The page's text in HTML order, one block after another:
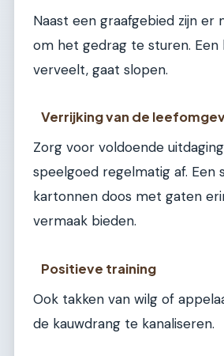
Naast een graafgebied zijn er
om het gedrag te sturen. Een
verveelt, gaat slopen.
Verrijking van de
Zorg voor voldoende
speelgoed regelmatig af. Een
kartonnen doos met gaten
vermaak bieden.
Positieve training
Ook takken van wilg of
de kauwdrang te kanaliseren.